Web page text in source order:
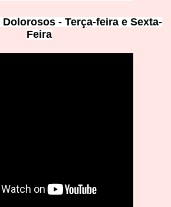
- Terça-feira e Sexta-
Feira